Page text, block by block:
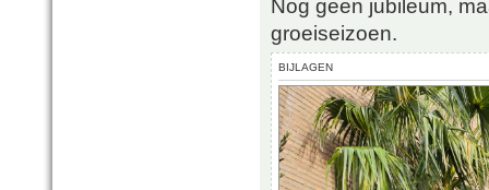
Nog geen jubileum,
groeiseizoen.
BIJLAGEN